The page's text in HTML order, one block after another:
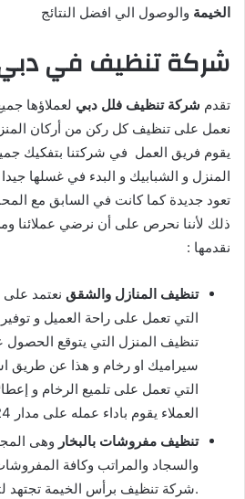
الخيمة والوصول الي افضل النتائج
شركة تنظيف في
تقدم شركة تنظيف فلل دبي لعملاؤها
نعمل على تنظيف كل ركن من أركان
يقوم فريق العمل في شركتنا بتفكيك
المنزل و الشبابيك و البدء في غسلها
تعود جديدة كما كانت في السابق مع
ذلك لأننا نحرص على أن نرضي عملائنا
نقدمها :
تنظيف المنازل والشقق نعتمد على
التي تعمل على راحة العميل و
تنظيف المنزل التي يتوقع
سيراميك او رخام و هذا عن طريق
التي تعمل على تلميع الرخام و
العملاء يقوم باداء عمله على مدار 24 ساعة .
تنظيف مفروشات بالبخار وهى
والسجاد والمراتب وكافة المفروشات
.شركة تنظيف برأس الخيمة تجتهد